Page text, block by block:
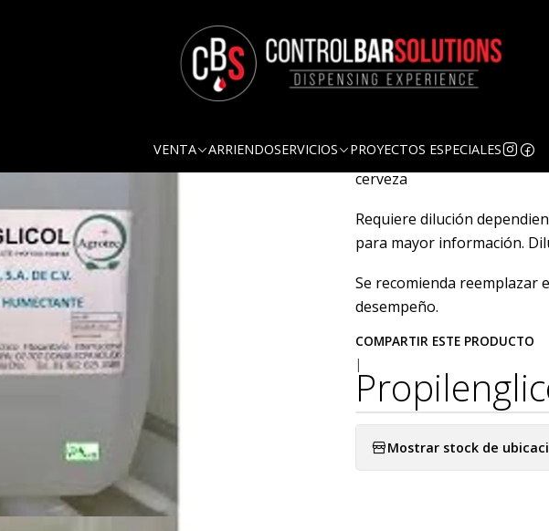
VENTA ARRIENDOSERVICIOS PROYECTOS ESPECIALES
Cantidad
enfriamiento de
cerveza
Requiere dilución
para mayor información.
Se recomienda reemplazar
desempeño.
COMPARTIR ESTE PRODUCTO
|
Mostrar stock de